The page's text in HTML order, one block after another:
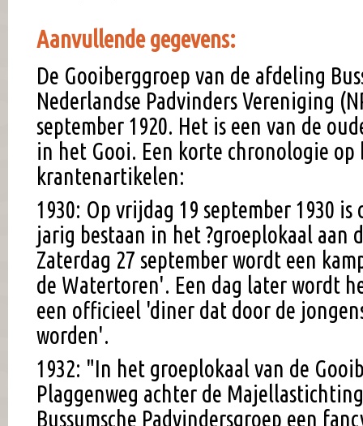
Aanvullende gegevens:
De Gooiberggroep van de afdeling
Nederlandse Padvinders Vereniging
september 1920. Het is een van de
in het Gooi. Een korte chronologie op
krantenartikelen:
1930: Op vrijdag 19 september 1930
jarig bestaan in het ?groeplokaal aan
Zaterdag 27 september wordt een
de Watertoren'. Een dag later wordt
een officieel 'diner dat door de
worden'.
1932: "In het groeplokaal van de
Plaggenweg achter de
Bussumsche Padvindersgroep een